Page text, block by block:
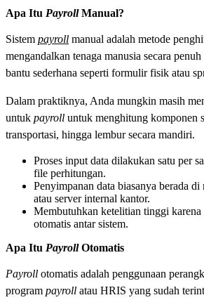
Apa Itu PayrollManual?
Sistem payroll manual adalah metode
mengandalkan tenaga manusia secara
bantu sederhana seperti formulir fisik atau
Dalam praktiknya, Anda mungkin masih
untuk payroll untuk menghitung komponen
transportasi, hingga lembur secara mandiri.
Proses input data dilakukan satu per
file perhitungan.
Penyimpanan data biasanya berada
atau server internal kantor.
Membutuhkan ketelitian tinggi karena
otomatis antar sistem.
Apa Itu PayrollOtomatis
Payroll otomatis adalah penggunaan
program payroll atau HRIS yang sudah